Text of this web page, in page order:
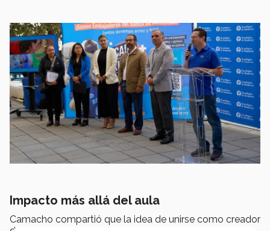
Impacto más allá del aula
Camacho compartió que la idea de unirse como creador